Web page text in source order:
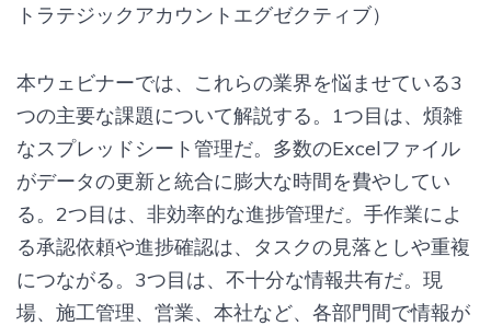
トラテジックアカウントエグゼクティブ）
本ウェビナーでは、これらの業界を悩ませている3
つの主要な課題について解説する。1つ目は、煩雑
なスプレッドシート管理だ。多数のExcelファイル
がデータの更新と統合に膨大な時間を費やしてい
る。2つ目は、非効率的な進捗管理だ。手作業によ
る承認依頼や進捗確認は、タスクの見落としや重複
につながる。3つ目は、不十分な情報共有だ。現
場、施工管理、営業、本社など、各部門間で情報が